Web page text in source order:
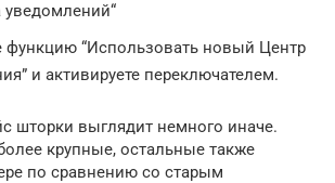
уведомлений“
функцию “Использовать новый Центр
и активируете переключателем.
шторки выглядит немного иначе.
крупные, остальные также
по сравнению со старым